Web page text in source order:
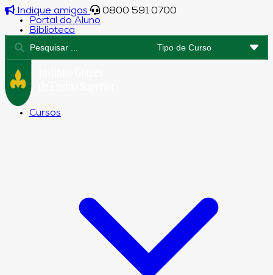
Indique amigos
0800 591 0700
Portal do Aluno
Biblioteca
Cursos